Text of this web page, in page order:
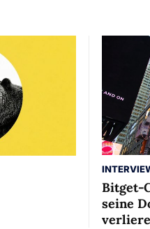
Bitget-
seine